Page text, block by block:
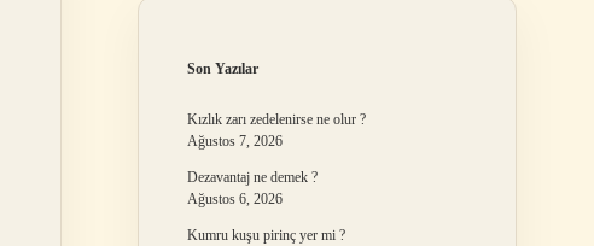
Son Yazılar
Kızlık zarı zedelenirse ne olur ?
Ağustos 7, 2026
Dezavantaj ne demek ?
Ağustos 6, 2026
Kumru kuşu pirinç yer mi ?